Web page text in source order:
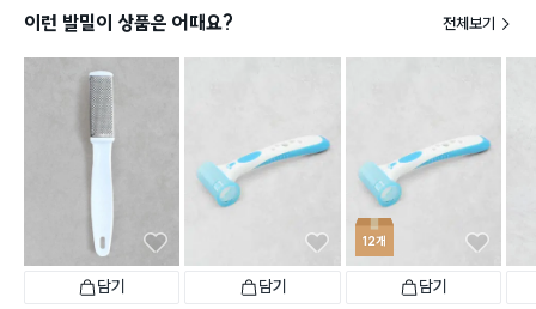
이런 발밀이 상품은 어때요? 전체보기
담기 담기
12개
담기